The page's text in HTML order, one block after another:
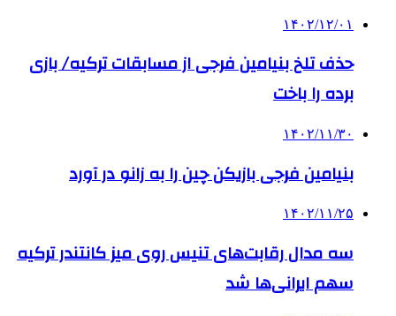
۱۴۰۲/۱۲/۰۱
حذف تلخ بنیامین فرجی از مسابقات ترکیه/ بازی
برده را باخت
۱۴۰۲/۱۱/۳۰
بنیامین فرجی بازیکن چین را به زانو در آورد
۱۴۰۲/۱۱/۲۵
سه مدال رقابت‌های تنیس روی میز کانتندر ترکیه
سهم ایرانی‌ها شد